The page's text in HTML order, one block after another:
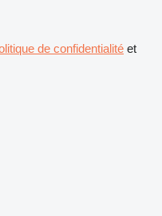
de confidentialité et